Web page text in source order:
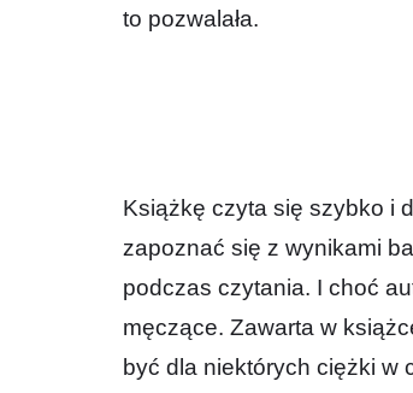
to pozwalała.
Książkę czyta się szybko i
zapoznać się z wynikami
podczas czytania. I choć
męczące. Zawarta w
być dla niektórych ciężki w